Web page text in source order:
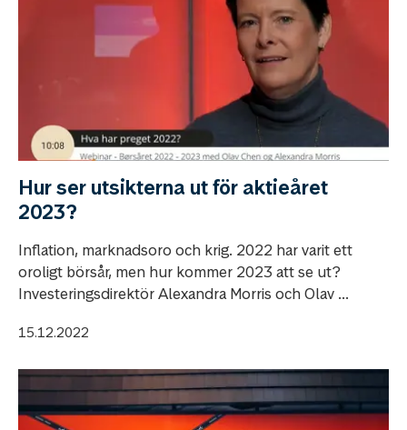
Hur ser utsikterna ut för aktieåret
2023?
Inflation, marknadsoro och krig. 2022 har varit ett
oroligt börsår, men hur kommer 2023 att se ut?
Investeringsdirektör Alexandra Morris och Olav ...
15.12.2022